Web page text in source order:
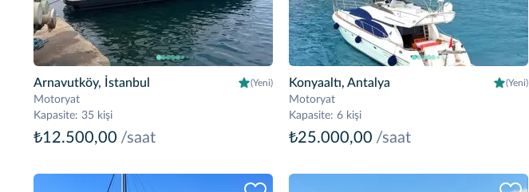
Arnavutköy, İstanbul (Yeni)
Motoryat
Kapasite: 35 kişi
₺12.500,00 /saat
Konyaaltı, Antalya (Yeni)
Motoryat
Kapasite: 6 kişi
₺25.000,00 /saat